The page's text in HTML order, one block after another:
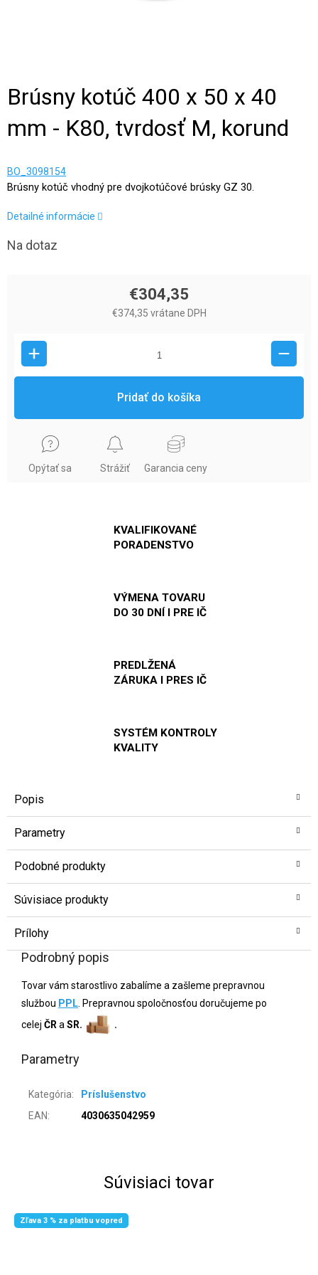
Brúsny kotúč 400 x 50 x 40
mm - K80, tvrdosť M, korund
BO_3098154
Brúsny kotúč vhodný pre dvojkotúčové brúsky GZ 30.
Detailné informácie
Na dotaz
€304,35
€374,35 vrátane DPH
Pridať do košíka
Opýtať sa Strážiť Garancia ceny
KVALIFIKOVANÉ
PORADENSTVO
VÝMENA TOVARU
DO 30 DNÍ I PRE IČ
PREDLŽENÁ
ZÁRUKA I PRES IČ
SYSTÉM KONTROLY
KVALITY
Popis
Parametry
Podobné produkty
Súvisiace produkty
Prílohy
Podrobný popis
Tovar vám starostlivo zabalíme a zašleme prepravnou
službou PPL . Prepravnou spoločnosťou doručujeme po
celej ČR a SR. .
Parametry
Kategória:
Príslušenstvo
EAN: 4030635042959
Súvisiaci tovar
Zľava 3 % za platbu vopred